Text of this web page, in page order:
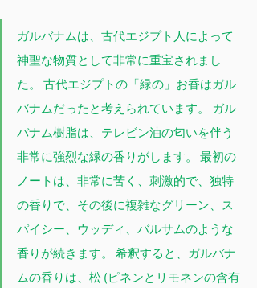
ガルバナムは、古代エジプト人によって
神聖な物質として非常に重宝されまし
た。 古代エジプトの「緑の」お香はガル
バナムだったと考えられています。 ガル
バナム樹脂は、テレビン油の匂いを伴う
非常に強烈な緑の香りがします。 最初の
ノートは、非常に苦く、刺激的で、独特
の香りで、その後に複雑なグリーン、ス
パイシー、ウッディ、バルサムのような
香りが続きます。 希釈すると、ガルバナ
ムの香りは、松 (ピネンとリモネンの含有